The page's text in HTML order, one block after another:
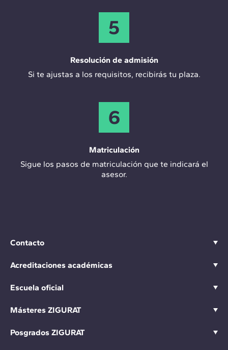
5
Resolución de admisión
Si te ajustas a los requisitos, recibirás tu plaza.
6
Matriculación
Sigue los pasos de matriculación que te indicará el
asesor.
Contacto
Acreditaciones académicas
Escuela oficial
Másteres ZIGURAT
Posgrados ZIGURAT